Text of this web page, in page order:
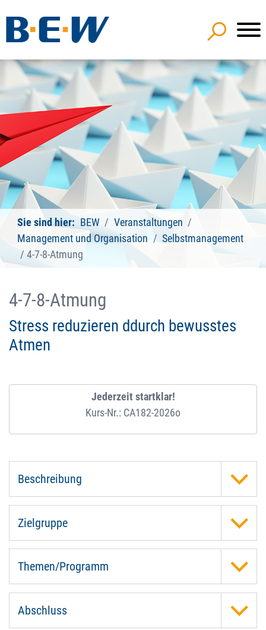
Sie sind hier: BEW
Veranstaltungen
Management und Organisation
Selbstmanagement
4-7-8-Atmung
4-7-8-Atmung
Stress reduzieren ddurch bewusstes
Atmen
Jederzeit startklar!
Kurs-Nr.: CA182-2026o
Beschreibung
Zielgruppe
Themen/Programm
Abschluss